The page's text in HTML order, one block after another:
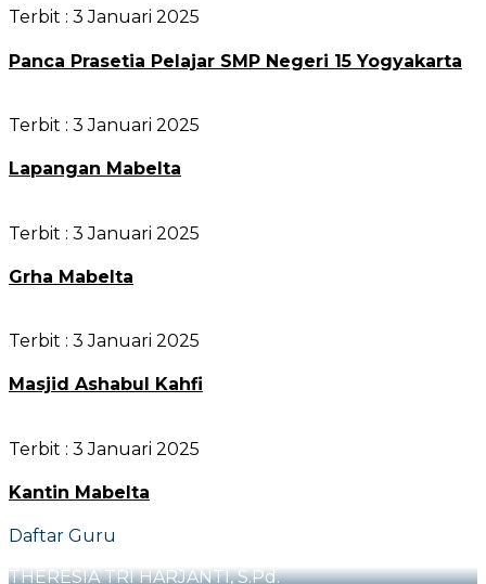
Terbit : 3 Januari 2025
Panca Prasetia Pelajar SMP Negeri 15 Yogyakarta
Terbit : 3 Januari 2025
Lapangan Mabelta
Terbit : 3 Januari 2025
Grha Mabelta
Terbit : 3 Januari 2025
Masjid Ashabul Kahfi
Terbit : 3 Januari 2025
Kantin Mabelta
Daftar Guru
THERESIA TRI HARJANTI, S.Pd.